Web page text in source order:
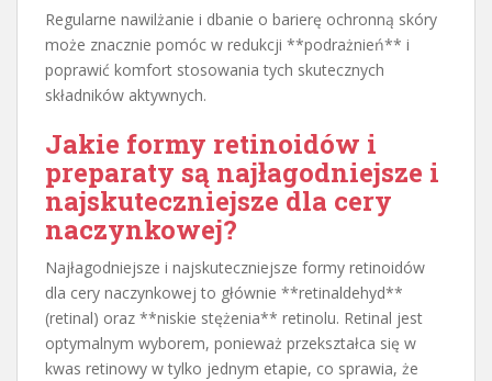
Regularne nawilżanie i dbanie o barierę ochronną skóry
może znacznie pomóc w redukcji **podrażnień** i
poprawić komfort stosowania tych skutecznych
składników aktywnych.
Jakie formy retinoidów i
preparaty są najłagodniejsze i
najskuteczniejsze dla cery
naczynkowej?
Najłagodniejsze i najskuteczniejsze formy retinoidów
dla cery naczynkowej to głównie **retinaldehyd**
(retinal) oraz **niskie stężenia** retinolu. Retinal jest
optymalnym wyborem, ponieważ przekształca się w
kwas retinowy w tylko jednym etapie, co sprawia, że